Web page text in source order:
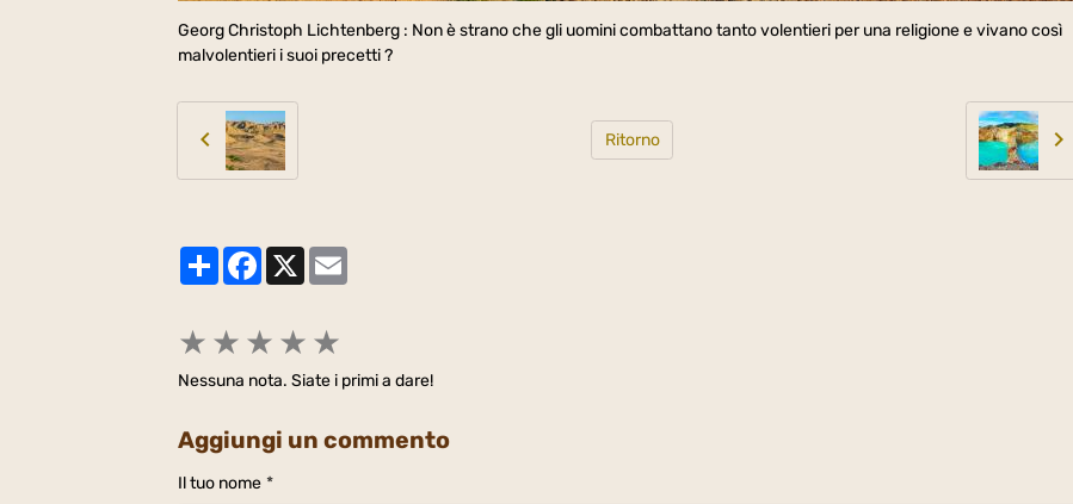
Georg Christoph Lichtenberg : Non è strano che gli uomini combattano tanto volentieri per una religione e vivano così
malvolentieri i suoi precetti ?
Ritorno
PartagerFacebook
X
★ ★ ★ ★ ★
Nessuna nota. Siate i primi a dare!
Aggiungi un commento
Il tuo nome